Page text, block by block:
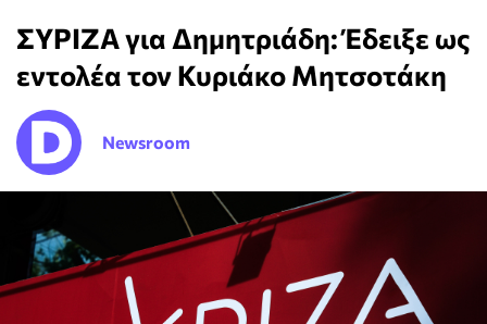
ΣΥΡΙΖΑ για Δημητριάδη: Έδειξε ως
εντολέα τον Κυριάκο Μητσοτάκη
Newsroom